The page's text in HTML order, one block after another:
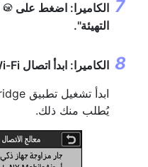
الكاميرا: اضغط على J
التهيئة".
الكاميرا: ابدأ اتصال Wi-Fi بالجهاز الذكي.
يُطلب منك ذلك.